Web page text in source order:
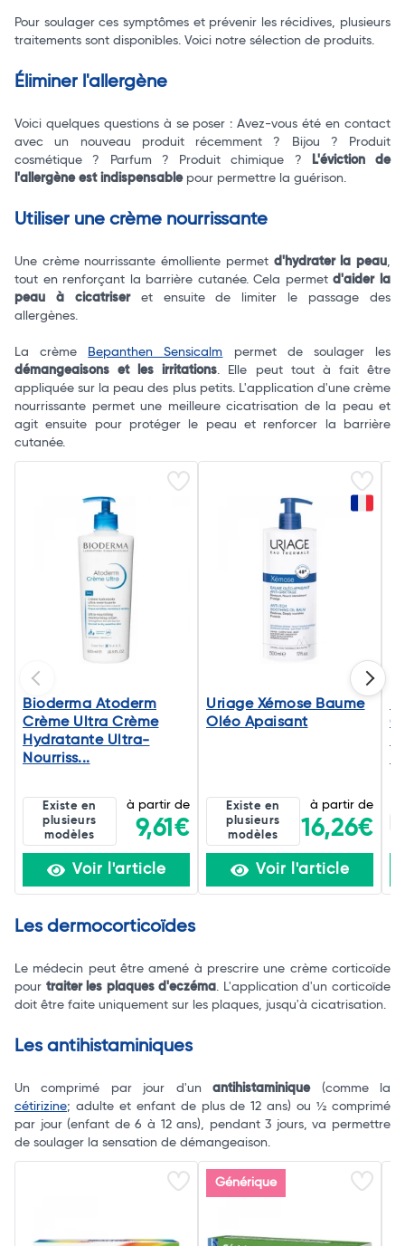
Pour soulager ces symptômes et prévenir les récidives, plusieurs
traitements sont disponibles. Voici notre sélection de produits.
Éliminer l'allergène
Voici quelques questions à se poser : Avez-vous été en contact
avec un nouveau produit récemment ? Bijou ? Produit
cosmétique ? Parfum ? Produit chimique ?
L'éviction de
l'allergène est indispensablepour permettre la guérison.
Utiliser une crème nourrissante
Une crème nourrissante émolliente permet d'hydrater la peau,
tout en renforçant la barrière cutanée. Cela permetd'aider la
peau à cicatriseret ensuite de limiter le passage des
allergènes.
La crème Bepanthen Sensicalm permet de soulager les
démangeaisons et les irritations. Elle peut tout à fait être
appliquée sur la peau des plus petits. L'application d'une crème
nourrissante permet une meilleure cicatrisation de la peau et
agit ensuite pour protéger le peau et renforcer la barrière
cutanée.
Bioderma Atoderm
Crème Ultra Crème
Hydratante Ultra-
Nourriss...
Existe en
plusieurs
modèles
à partir de
9,61€
Voir l'article
Uriage Xémose Baume
Oléo Apaisant
Existe en
plusieurs
modèles
à partir de
16,26€
Voir l'article
Les dermocorticoïdes
Le médecin peut être amené à prescrire une crème corticoïde
pour traiter les plaques d'eczéma. L'application d'un corticoïde
doit être faite uniquement sur les plaques, jusqu'à cicatrisation.
Les antihistaminiques
Un comprimé par jour d'unantihistaminique(comme la
cétirizine; adulte et enfant de plus de 12 ans) ou ½ comprimé
par jour (enfant de 6 à 12 ans), pendant 3 jours, va permettre
de soulager la sensation de démangeaison.
Générique